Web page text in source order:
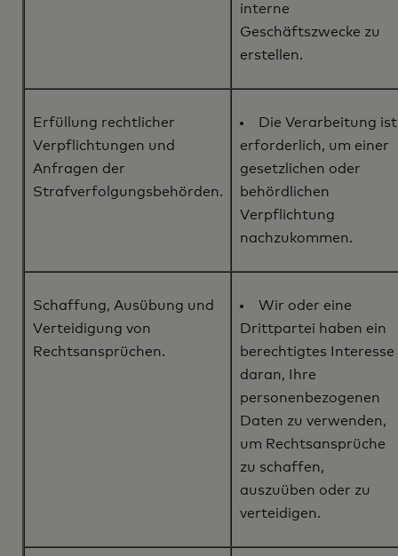
interne
Geschäftszwecke zu
erstellen.
Erfüllung rechtlicher
Verpflichtungen und
Anfragen der
Strafverfolgungsbehörden.
Die Verarbeitung ist
erforderlich, um einer
gesetzlichen oder
behördlichen
Verpflichtung
nachzukommen.
Schaffung, Ausübung und
Verteidigung von
Rechtsansprüchen.
Wir oder eine
Drittpartei haben ein
berechtigtes Interesse
daran, Ihre
personenbezogenen
Daten zu verwenden,
um Rechtsansprüche
zu schaffen,
auszuüben oder zu
verteidigen.